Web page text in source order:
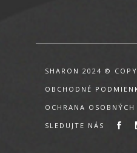
SHARON 2024 ©
OBCHODNÉ
OCHRANA
SLEDUJTE NÁS